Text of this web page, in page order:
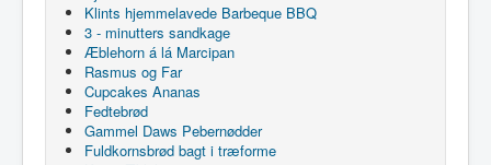
Klints hjemmelavede Barbeque BBQ
3 - minutters sandkage
Æblehorn á lá Marcipan
Rasmus og Far
Cupcakes Ananas
Fedtebrød
Gammel Daws Pebernødder
Fuldkornsbrød bagt i træforme